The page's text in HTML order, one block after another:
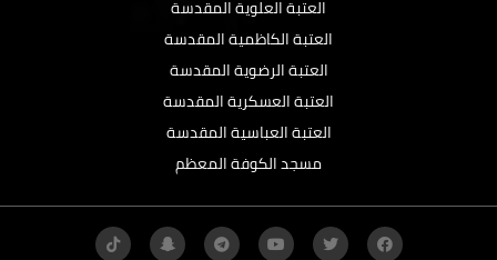
العتبة العلوية المقدسة
العتبة الكاظمية المقدسة
العتبة الرضوية المقدسة
العتبة العسكرية المقدسة
العتبة العباسية المقدسة
مسجد الكوفة المعظم